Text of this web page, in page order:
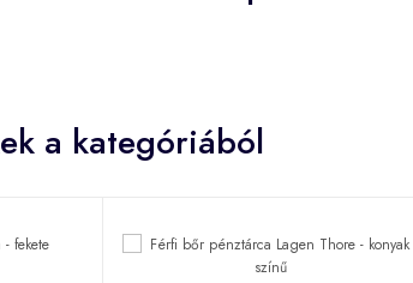
a kategóriából